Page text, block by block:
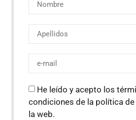
He leído y acepto los
condiciones de la política
la web.